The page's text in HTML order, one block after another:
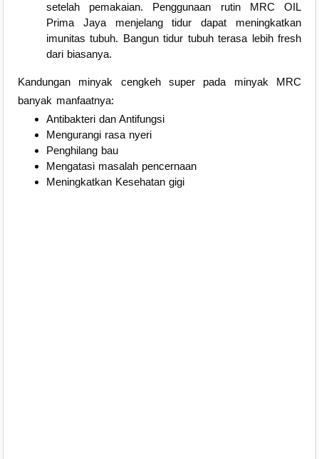
setelah pemakaian. Penggunaan rutin MRC OIL
Prima Jaya menjelang tidur dapat meningkatkan
imunitas tubuh. Bangun tidur tubuh terasa lebih fresh
dari biasanya.
Kandungan minyak cengkeh super pada minyak MRC
banyak manfaatnya:
Antibakteri dan Antifungsi
Mengurangi rasa nyeri
Penghilang bau
Mengatasi masalah pencernaan
Meningkatkan Kesehatan gigi